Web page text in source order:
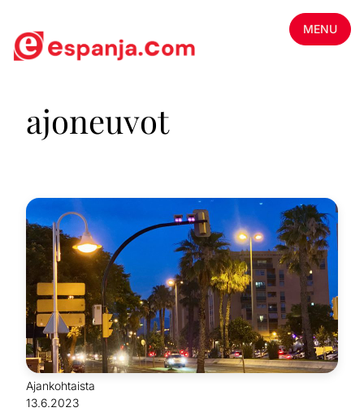
MENU
ajoneuvot
Ajankohtaista
13.6.2023